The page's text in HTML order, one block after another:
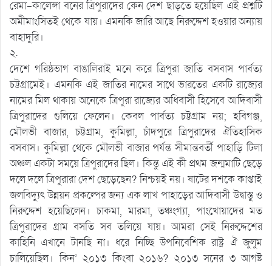
রেমা-কালেঙ্গা বনের ত্রিপুরাদের কেন দেশ ছাড়তে হয়েছিল এই প্রশ্নটি
অমীমাংসিতই থেকে যায়। এমনকি জারি আছে নিরুদ্দেশ হওয়ার অন্যায়
বাহাদুরি।
২.
দেশে গরিষ্ঠভাগ বাঙালিরাই মনে করে ত্রিপুরা জাতি বসবাস পার্বত্য
চট্টগ্রামেই। এমনকি এই জাতির নামের সাথে ভারতের একটি রাজ্যের
নামের মিল থাকায় অনেকে ত্রিপুরা রাজ্যের অধিবাসী হিসেবে আদিবাসী
ত্রিপুরাদের গুলিয়ে ফেলেন। কেবল পার্বত্য চট্টগ্রাম নয়; হবিগঞ্জ,
মৌলভী বাজার, চট্টগ্রাম, কুমিল্লা, চাঁদপুরে ত্রিপুরাদের ঐতিহাসিক
বসবাস। কুমিল্লা থেকে মৌলভী বাজার পর্যন্ত সীমান্তবর্তী পাহাড়ি টিলা
অঞ্চল একটা সময়ে ত্রিপুরাদের ছিল। কিন্তু এই কী প্রথম জন্মমাটি ছেড়ে
দলে দলে ত্রিপুরারা দেশ ছেড়েছেন? নিশ্চয়ই নয়। ষাটের দশকে কাপ্তাই
জলবিদ্যুৎ উন্নয়ন প্রকল্পের জন্য এক লাখ পাহাড়ের আদিবাসী উদ্বাস্তু ও
নিরুদ্দেশ হয়েছিলেন। চাকমা, মারমা, তঞ্চংগ্যা, পাংখোয়াদের মত
ত্রিপুরাদের গ্রাম বসতি সব তলিয়ে যায়। আমরা সেই নিরুদ্দেশের
কাহিনি এখানে টানছি না। ধরে নিচ্ছি উপনিবেশিক রাষ্ট্র ঐ জুলুম
চালিয়েছিল। কিন’ ২০১৩ কিংবা ২০১৬? ২০১৩ সনের ৩ আগষ্ট